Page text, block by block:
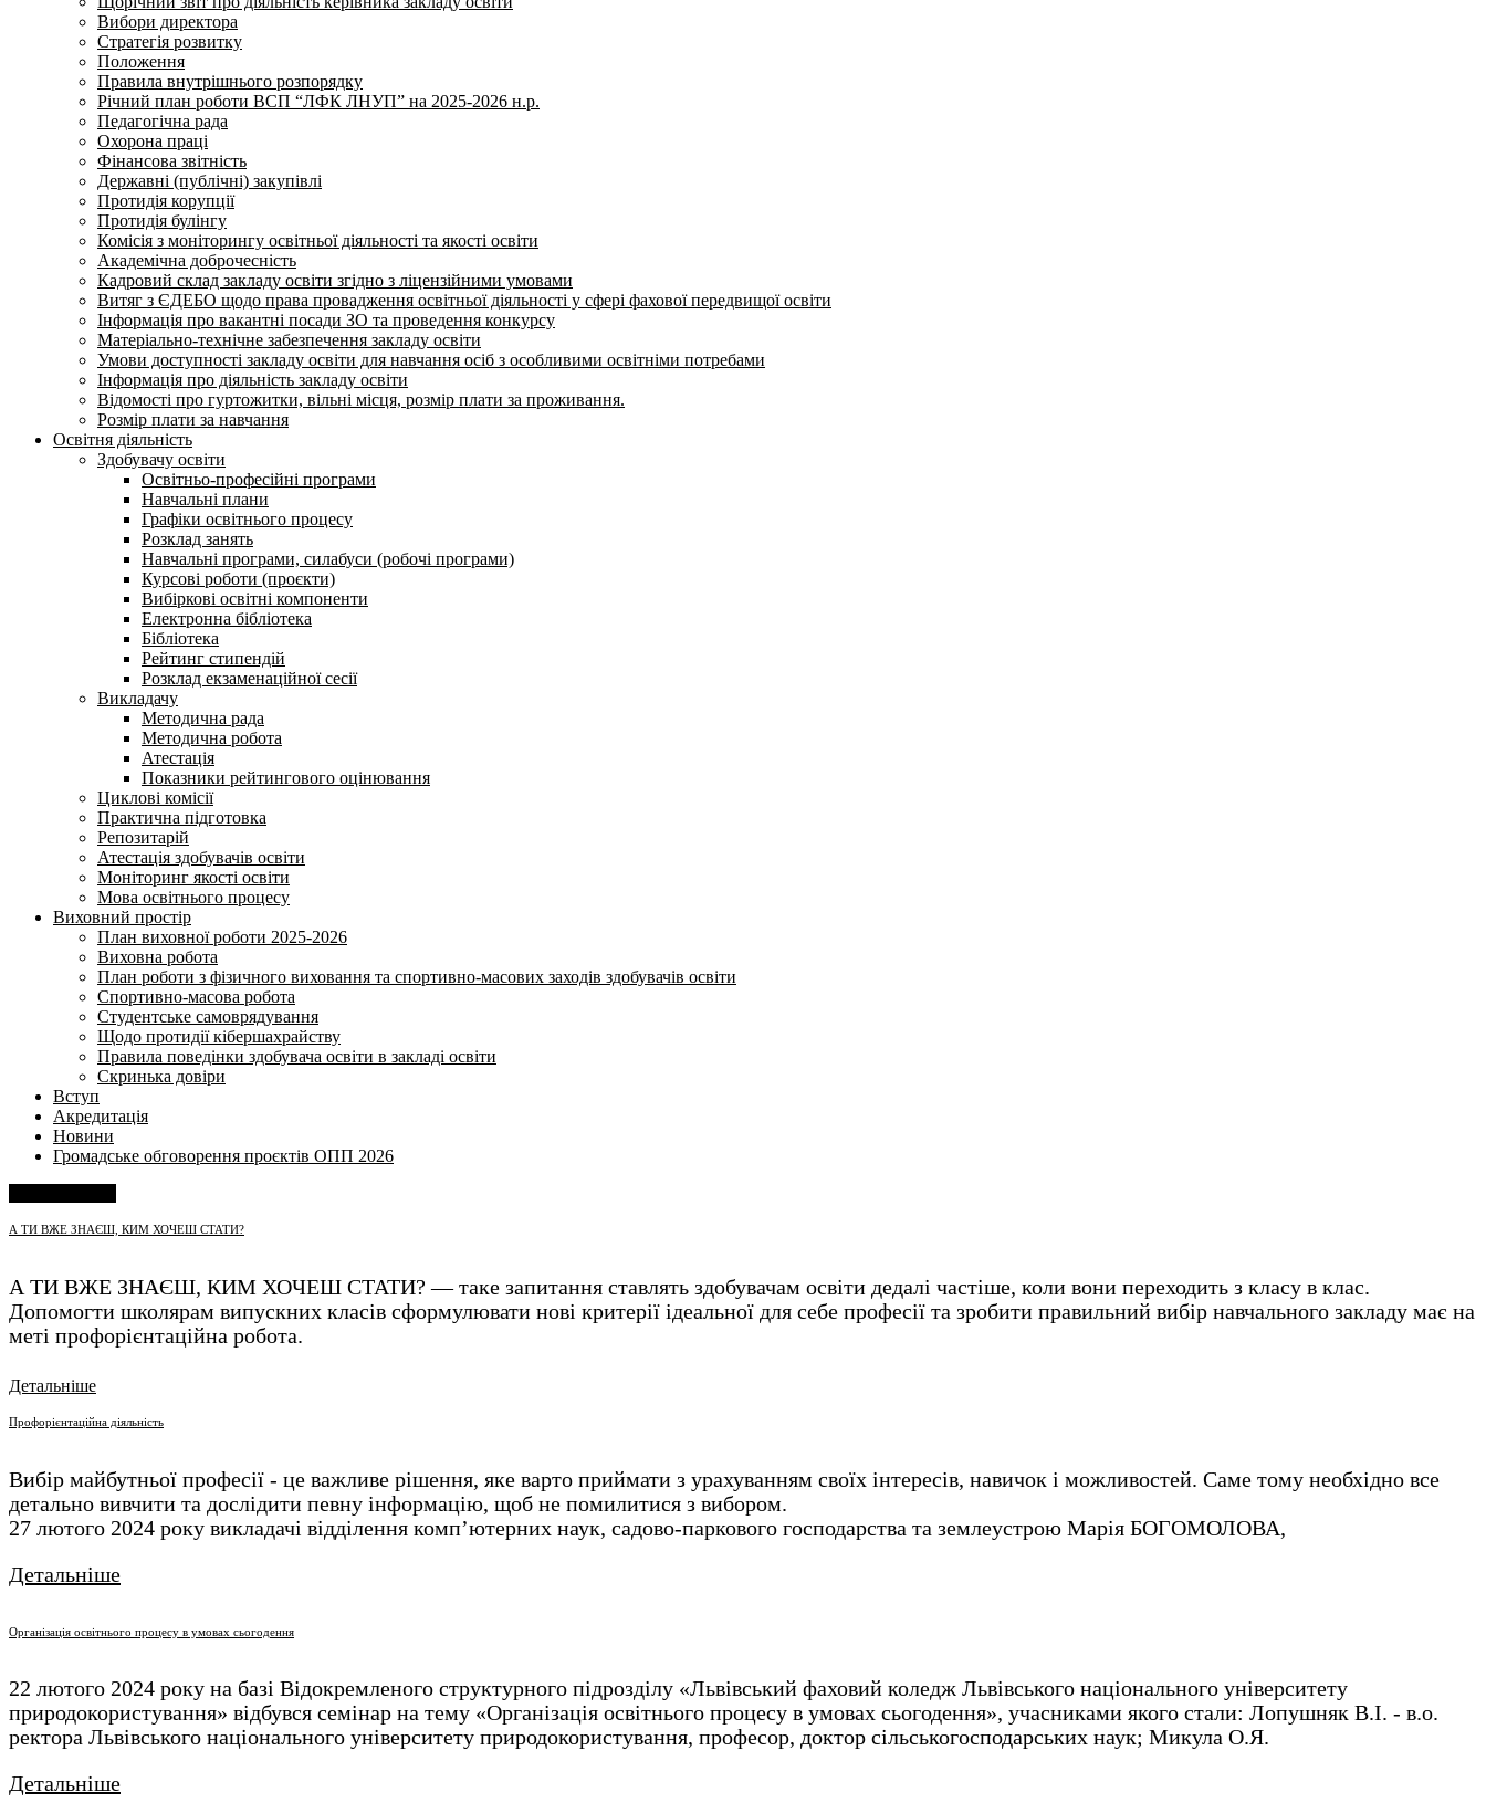
Вибори директора
Стратегія розвитку
Положення
Правила внутрішнього розпорядку
Річний план роботи ВСП “ЛФК ЛНУП” на 2025-2026 н.р.
Педагогічна рада
Охорона праці
Фінансова звітність
Державні (публічні) закупівлі
Протидія корупції
Протидія булінгу
Комісія з моніторингу освітньої діяльності та якості освіти
Академічна доброчесність
Кадровий склад закладу освіти згідно з ліцензійними умовами
Витяг з ЄДЕБО щодо права провадження освітньої діяльності у сфері фахової передвищої освіти
Інформація про вакантні посади ЗО та проведення конкурсу
Матеріально-технічне забезпечення закладу освіти
Умови доступності закладу освіти для навчання осіб з особливими освітніми потребами
Інформація про діяльність закладу освіти
Відомості про гуртожитки, вільні місця, розмір плати за проживання.
Розмір плати за навчання
Освітня діяльність
Здобувачу освіти
Освітньо-професійні програми
Навчальні плани
Графіки освітнього процесу
Розклад занять
Навчальні програми, силабуси (робочі програми)
Курсові роботи (проєкти)
Вибіркові освітні компоненти
Електронна бібліотека
Бібліотека
Рейтинг стипендій
Розклад екзаменаційної сесії
Викладачу
Методична рада
Методична робота
Атестація
Показники рейтингового оцінювання
Циклові комісії
Практична підготовка
Репозитарій
Атестація здобувачів освіти
Моніторинг якості освіти
Мова освітнього процесу
Виховний простір
План виховної роботи 2025-2026
Виховна робота
План роботи з фізичного виховання та спортивно-масових заходів здобувачів освіти
Спортивно-масова робота
Студентське самоврядування
Щодо протидії кібершахрайству
Правила поведінки здобувача освіти в закладі освіти
Скринька довіри
Вступ
Акредитація
Новини
Громадське обговорення проєктів ОПП 2026
А ТИ ВЖЕ ЗНАЄШ, КИМ ХОЧЕШ СТАТИ?
А ТИ ВЖЕ ЗНАЄШ, КИМ ХОЧЕШ СТАТИ? — таке запитання ставлять здобувачам освіти дедалі частіше, коли вони переходить з класу в клас.
Допомогти школярам випускних класів сформулювати нові критерії ідеальної для себе професії та зробити правильний вибір навчального закладу має на
меті профорієнтаційна робота.
Детальніше
Профорієнтаційна діяльність
Вибір майбутньої професії - це важливе рішення, яке варто приймати з урахуванням своїх інтересів, навичок і можливостей. Саме тому необхідно все
детально вивчити та дослідити певну інформацію, щоб не помилитися з вибором.
27 лютого 2024 року викладачі відділення комп’ютерних наук, садово-паркового господарства та землеустрою Марія БОГОМОЛОВА,
Детальніше
Організація освітнього процесу в умовах сьогодення
22 лютого 2024 року на базі Відокремленого структурного підрозділу «Львівський фаховий коледж Львівського національного університету
природокористування» відбувся семінар на тему «Організація освітнього процесу в умовах сьогодення», учасниками якого стали: Лопушняк В.І. - в.о.
ректора Львівського національного університету природокористування, професор, доктор сільськогосподарських наук; Микула О.Я.
Детальніше